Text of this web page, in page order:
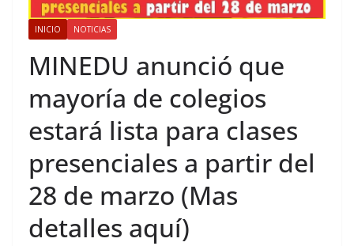
INICIO NOTICIAS
MINEDU anunció que
mayoría de colegios
estará lista para clases
presenciales a partir del
28 de marzo (Mas
detalles aquí)